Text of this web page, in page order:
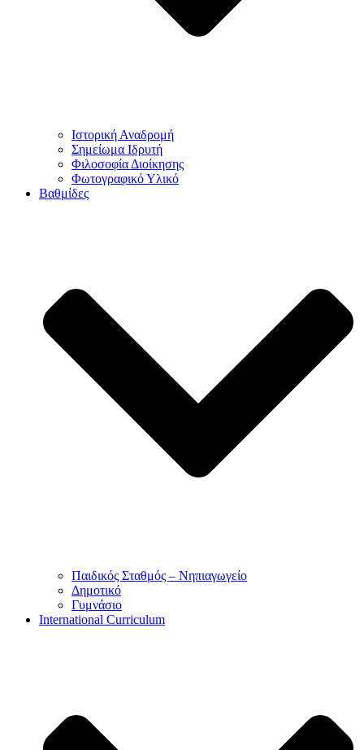
Ιστορική Αναδρομή
Σημείωμα Ιδρυτή
Φιλοσοφία Διοίκησης
Φωτογραφικό Υλικό
Βαθμίδες
Παιδικός Σταθμός – Νηπιαγωγείο
Δημοτικό
Γυμνάσιο
International Curriculum